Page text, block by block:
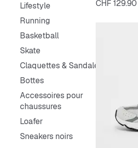
Lifestyle
Running
Basketball
Skate
Claquettes & Sandales
Bottes
Accessoires pour
chaussures
Loafer
Sneakers noirs
Prix
CHF 129.90